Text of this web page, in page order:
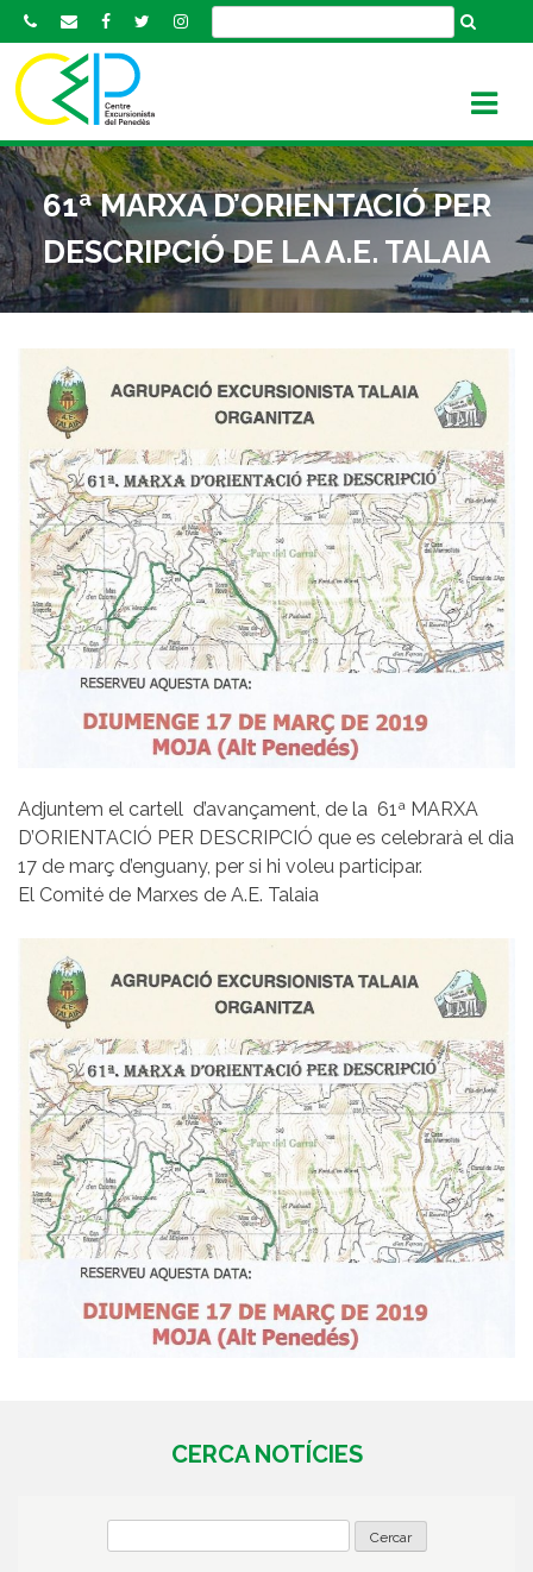
k
o
c
o
n
t
e
61ª MARXA D’ORIENTACIÓ PER
DESCRIPCIÓ DE LA A.E. TALAIA
Adjuntem el cartell d’avançament, de la 61ª MARXA
D’ORIENTACIÓ PER DESCRIPCIÓ que es celebrarà el dia
17 de març d’enguany, per si hi voleu participar.
El Comité de Marxes de A.E. Talaia
CERCA NOTÍCIES